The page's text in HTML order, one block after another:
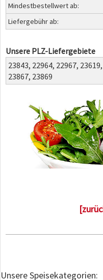
Mindestbestellwert ab:
Liefergebühr ab:
Unsere PLZ-Liefergebiete
23843, 22964, 22967, 23619,
23867, 23869
Unsere Speisekategorien: